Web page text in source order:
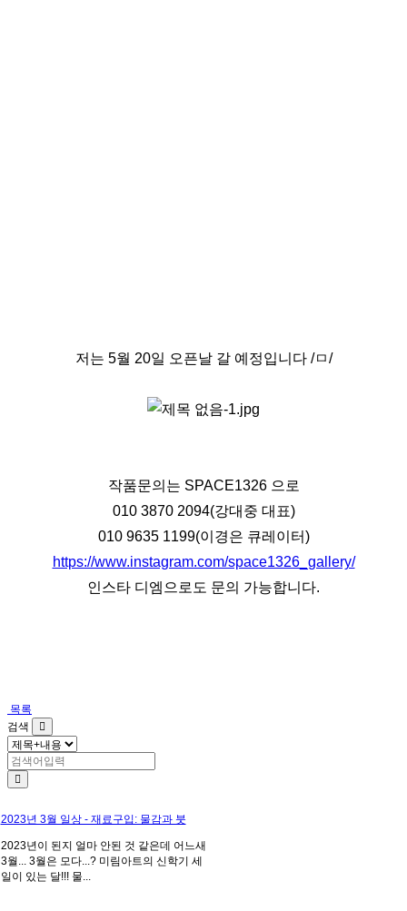
저는 5월 20일 오픈날 갈 예정입니다 /ㅁ/
작품문의는 SPACE1326 으로
010 3870 2094(강대중 대표)
010 9635 1199(이경은 큐레이터)
https://www.instagram.com/space1326_gallery/
인스타 디엠으로도 문의 가능합니다.
목록
검색
2023년 3월 일상 - 재료구입: 물감과 붓
2023년이 된지 얼마 안된 것 같은데 어느새
3월... 3월은 모다...? 미림아트의 신학기 세
일이 있는 달!!! 물...